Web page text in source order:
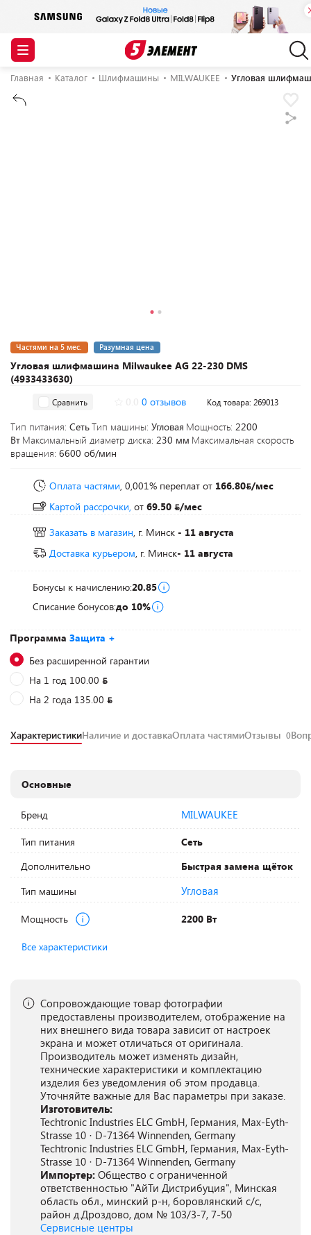
Главная Каталог Шлифмашины MILWAUKEE Угловая
Угловая шлифмашина Milwaukee AG 22-230 DMS
(4933433630)
Частями на 5 мес. Разумная цена
Программа Защита +
Без расширенной гарантии
На 1 год 100.00
На 2 года 135.00
Сравнить 0 отзывов Код товара: 269013
Тип питания: СетьТип машины: Угловая Мощность: 2200
Вт Максимальный диаметр диска: 230 мм Максимальная скорость
вращения: 6600 об/мин
Оплата частями, 0,001% переплат от 166.80 /мес
Картой рассрочки, от 69.50
/мес
Заказать в магазин, г. Минск - 11 августа
Доставка курьером, г. Минск- 11 августа
Бонусы к начислению:20.85
Списание бонусов:до 10%
ХарактеристикиНаличие и доставкаОплата частямиОтзывы 0
Основные
Бренд MILWAUKEE
Тип питания
Сеть
Дополнительно
Быстрая замена щёток
Тип машины
Угловая
Мощность 2200 Вт
Все характеристики
Сопровождающие товар фотографии
предоставлены производителем, отображение на
них внешнего вида товара зависит от настроек
экрана и может отличаться от оригинала.
Производитель может изменять дизайн,
технические характеристики и комплектацию
изделия без уведомления об этом продавца.
Уточняйте важные для Вас параметры при заказе.
Изготовитель:
Techtronic Industries ELC GmbH, Германия, Max-Eyth-
Strasse 10 · D-71364 Winnenden, Germany
Techtronic Industries ELC GmbH, Германия, Max-Eyth-
Strasse 10 · D-71364 Winnenden, Germany
Импортер: Общество с ограниченной
ответственностью "АйТи Дистрибуция", Минская
область обл., минский р-н, боровлянский с/с,
район д.Дроздово, дом № 103/3-7, 7-50
Сервисные центры